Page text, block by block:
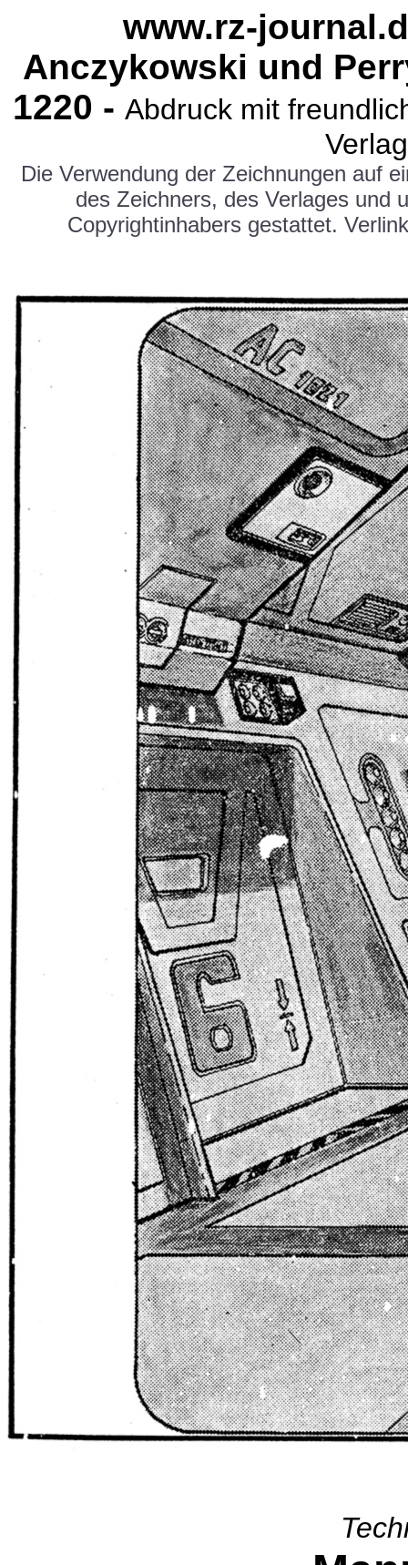
www.rz-
Anczykowski und
1220 - Abdruck mit
Die Verwendung der Zeichnungen auf
des Zeichners, des Verlages und
Copyrightinhabers gestattet.